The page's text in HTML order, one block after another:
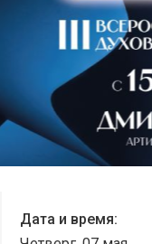
Дата и время:
СМИ О НАС
ДОСТУПНАЯ СРЕДА